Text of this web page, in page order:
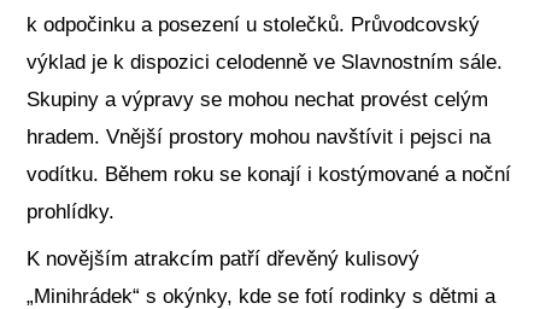
k odpočinku a posezení u stolečků. Průvodcovský
výklad je k dispozici celodenně ve Slavnostním sále.
Skupiny a výpravy se mohou nechat provést celým
hradem. Vnější prostory mohou navštívit i pejsci na
vodítku. Během roku se konají i kostýmované a noční
prohlídky.
K novějším atrakcím patří dřevěný kulisový
„Minihrádek“ s okýnky, kde se fotí rodinky s dětmi a